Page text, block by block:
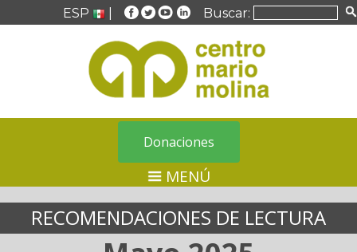
ESP Buscar:
Donaciones
MENÚ
RECOMENDACIONES DE LECTURA